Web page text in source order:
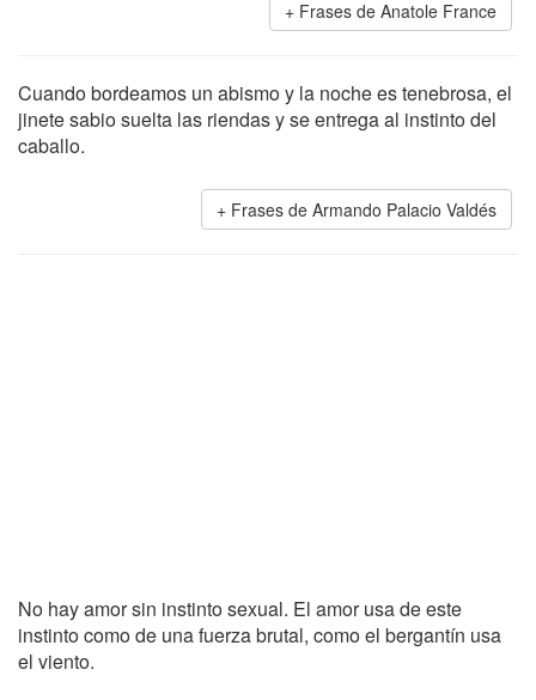
Frases de Anatole France
Cuando bordeamos un abismo y la noche es tenebrosa, el
jinete sabio suelta las riendas y se entrega al instinto del
caballo.
Frases de Armando Palacio Valdés
No hay amor sin instinto sexual. El amor usa de este
instinto como de una fuerza brutal, como el bergantín usa
el viento.